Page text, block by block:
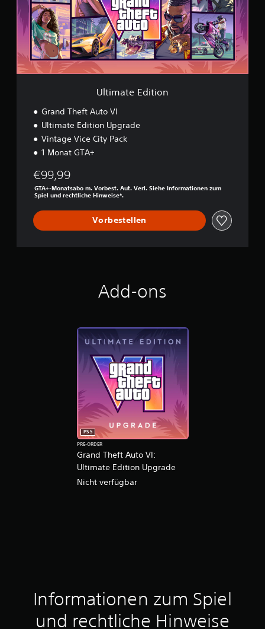
t
e
i
t
i
Ultimate Edition
Grand Theft Auto VI
Ultimate Edition Upgrade
Vintage Vice City Pack
1 Monat GTA+
€99,99
GTA+-Monatsabo m. Vorbest. Aut. Verl. Siehe Informationen zum
Spiel und rechtliche Hinweise*.
Vorbestellen
Add-ons
Grand Theft Auto VI:
Ultimate Edition Upgrade
PS5
PRE-ORDER
Nicht verfügbar
Informationen zum Spiel
und rechtliche Hinweise